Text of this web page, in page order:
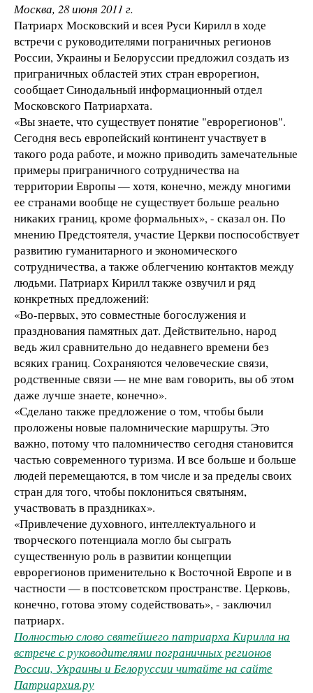
Москва, 28 июня 2011 г.
Патриарх Московский и всея Руси Кирилл в ходе
встречи с руководителями пограничных регионов
России, Украины и Белоруссиипредложил создать из
приграничных областей этих стран еврорегион,
сообщает Синодальный информационный отдел
Московского Патриархата.
«Вы знаете, что существует понятие "еврорегионов".
Сегодня весь европейский континент участвует в
такого рода работе, и можно приводить замечательные
примеры приграничного сотрудничества на
территории Европы — хотя, конечно, между многими
ее странами вообще не существует больше реально
никаких границ, кроме формальных», - сказал он. По
мнению Предстоятеля, участие Церкви поспособствует
развитию гуманитарного и экономического
сотрудничества, а также облегчению контактов между
людьми. Патриарх Кирилл также озвучил и ряд
конкретных предложений:
«Во-первых, это совместные богослужения и
празднования памятных дат. Действительно, народ
ведь жил сравнительно до недавнего времени без
всяких границ. Сохраняются человеческие связи,
родственные связи — не мне вам говорить, вы об этом
даже лучше знаете, конечно».
«Сделано также предложение о том, чтобы были
проложены новые паломнические маршруты. Это
важно, потому что паломничество сегодня становится
частью современного туризма. И все больше и больше
людей перемещаются, в том числе и за пределы своих
стран для того, чтобы поклониться святыням,
участвовать в праздниках».
«Привлечение духовного, интеллектуального и
творческого потенциала могло бы сыграть
существенную роль в развитии концепции
еврорегионов применительно к Восточной Европе и в
частности — в постсоветском пространстве. Церковь,
конечно, готова этому содействовать», - заключил
патриарх.
Полностью слово святейшего патриарха Кирилла на
встрече с руководителями пограничных регионов
России, Украины и Белоруссии читайте на сайте
Патриархия.ру